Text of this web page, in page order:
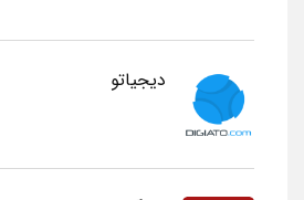
دیجیاتو